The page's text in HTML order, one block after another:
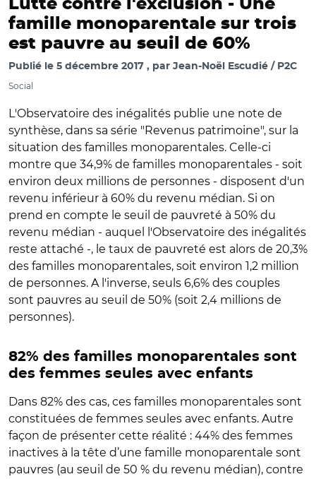
Lutte contre l'exclusion - Une
famille monoparentale sur trois
est pauvre au seuil de 60%
Publié le 5 décembre 2017 par Jean-Noël Escudié / P2C
Social
L'Observatoire des inégalités publie une note de
synthèse, dans sa série "Revenus patrimoine", sur la
situation des familles monoparentales. Celle-ci
montre que 34,9% de familles monoparentales - soit
environ deux millions de personnes - disposent d'un
revenu inférieur à 60% du revenu médian. Si on
prend en compte le seuil de pauvreté à 50% du
revenu médian - auquel l'Observatoire des inégalités
reste attaché -, le taux de pauvreté est alors de 20,3%
des familles monoparentales, soit environ 1,2 million
de personnes. A l'inverse, seuls 6,6% des couples
sont pauvres au seuil de 50% (soit 2,4 millions de
personnes).
82% des familles monoparentales sont
des femmes seules avec enfants
Dans 82% des cas, ces familles monoparentales sont
constituées de femmes seules avec enfants. Autre
façon de présenter cette réalité : 44% des femmes
inactives à la tête d’une famille monoparentale sont
pauvres (au seuil de 50 % du revenu médian), contre